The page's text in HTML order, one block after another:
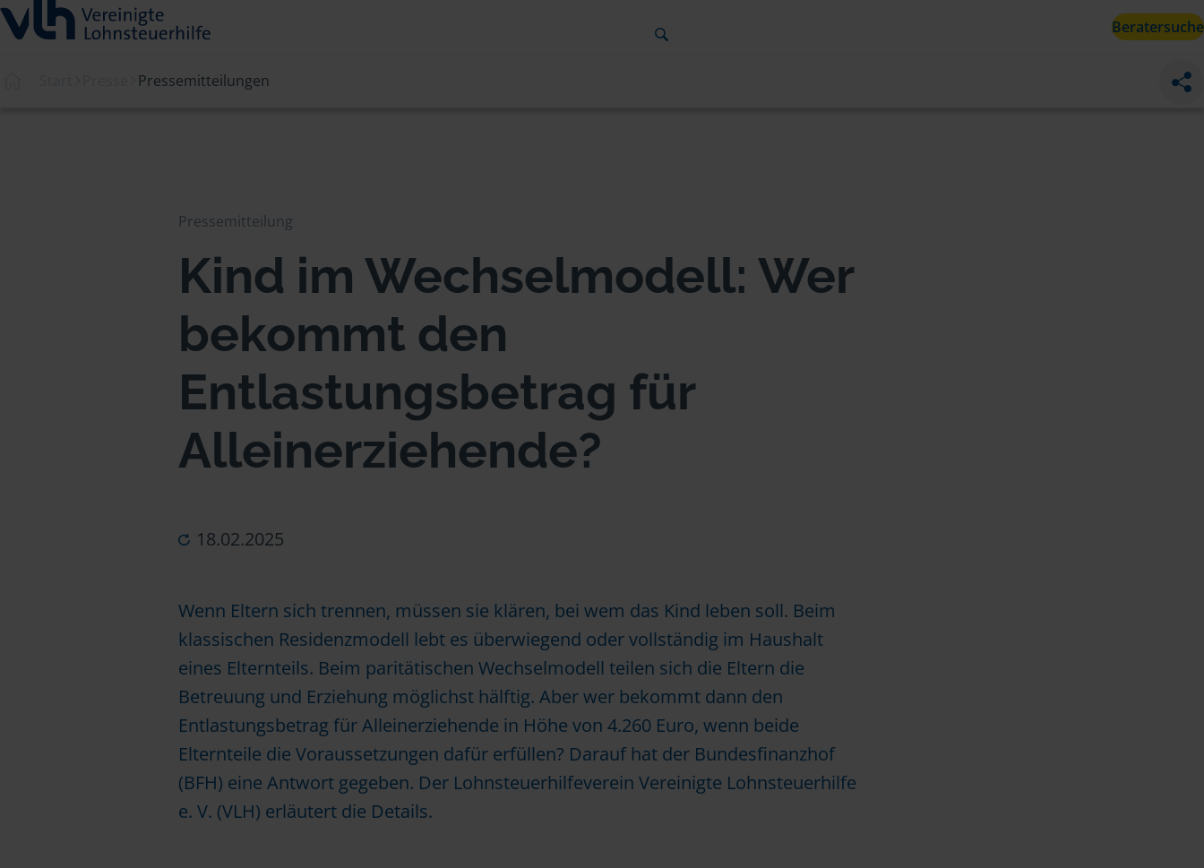
Beratersuche
Pressemitteilungen
Pressemitteilung
Kind im Wechselmodell: Wer
bekommt den
Entlastungsbetrag für
Alleinerziehende?
18.02.2025
Wenn Eltern sich trennen, müssen sie klären, bei wem das Kind leben soll. Beim
klassischen Residenzmodell lebt es überwiegend oder vollständig im Haushalt
eines Elternteils. Beim paritätischen Wechselmodell teilen sich die Eltern die
Betreuung und Erziehung möglichst hälftig. Aber wer bekommt dann den
Entlastungsbetrag für Alleinerziehende in Höhe von 4.260 Euro, wenn beide
Elternteile die Voraussetzungen dafür erfüllen? Darauf hat der Bundesfinanzhof
(BFH) eine Antwort gegeben. Der Lohnsteuerhilfeverein Vereinigte Lohnsteuerhilfe
e. V. (VLH) erläutert die Details.